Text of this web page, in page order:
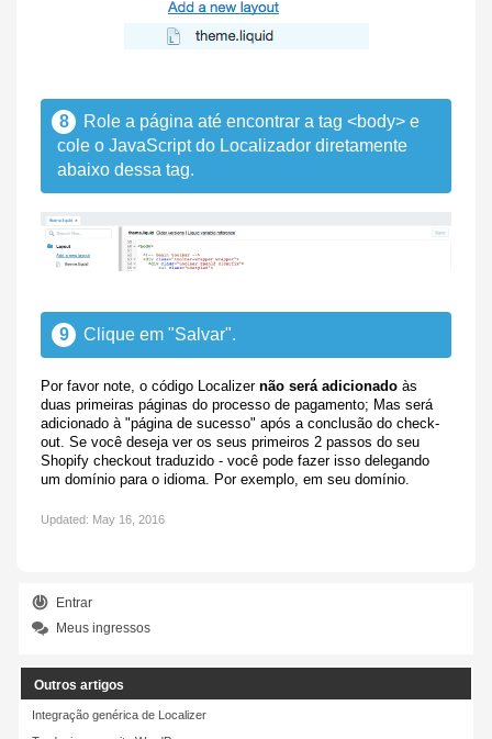
8
Role a página até encontrar a tag <body> e
cole o JavaScript do Localizador diretamente
abaixo dessa tag.
9 Clique em "Salvar".
Por favor note, o código Localizernão será adicionado às
duas primeiras páginas do processo de pagamento; Mas será
adicionado à "página de sucesso" após a conclusão do check-
out. Se você deseja ver os seus primeiros 2 passos do seu
Shopify checkout traduzido - você pode fazer isso delegando
um domínio para o idioma. Por exemplo, em seu domínio.
Updated: May 16, 2016
Entrar
Meus ingressos
Outros artigos
Integração genérica de Localizer